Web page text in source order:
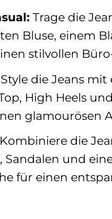
Trage die
Bluse, einem
stilvollen
die Jeans mit
High Heels
glamourösen
die
Sandalen und
für einen